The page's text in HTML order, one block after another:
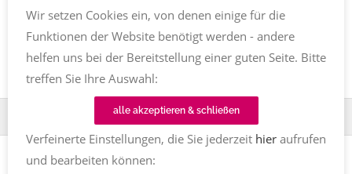
Fachfrauenmarkt Cäcilie Kowald
Wir setzen Cookies ein, von denen einige für die
Funktionen der Website benötigt werden - andere
helfen uns bei der Bereitstellung einer guten Seite. Bitte
treffen Sie Ihre Auswahl:
alle akzeptieren & schließen
Verfeinerte Einstellungen, die Sie jederzeit hieraufrufen
und bearbeiten können: